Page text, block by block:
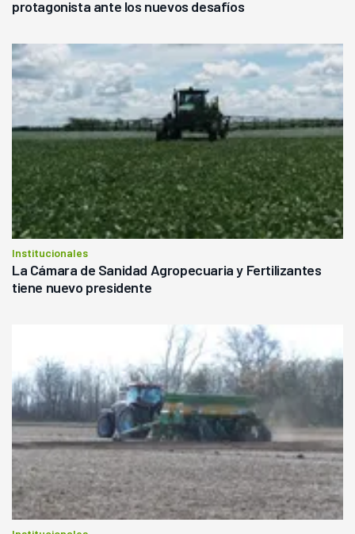
protagonista ante los nuevos desafíos
Institucionales
La Cámara de Sanidad Agropecuaria y Fertilizantes
tiene nuevo presidente